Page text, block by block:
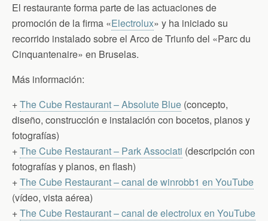
El restaurante forma parte de las actuaciones de
promoción de la firma «Electrolux» y ha iniciado su
recorrido instalado sobre el Arco de Triunfo del «Parc du
Cinquantenaire» en Bruselas.
Más información:
+The Cube Restaurant – Absolute Blue (concepto,
diseño, construcción e instalación con bocetos, planos y
fotografías)
+The Cube Restaurant – Park Associati (descripción con
fotografías y planos, en flash)
+The Cube Restaurant – canal de winrobb1 en YouTube
(vídeo, vista aérea)
+The Cube Restaurant – canal de electrolux en YouTube